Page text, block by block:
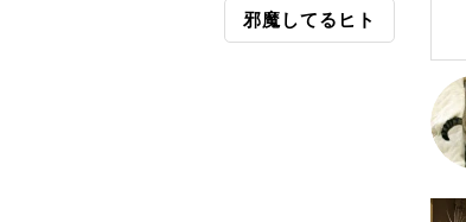
邪魔してるヒト